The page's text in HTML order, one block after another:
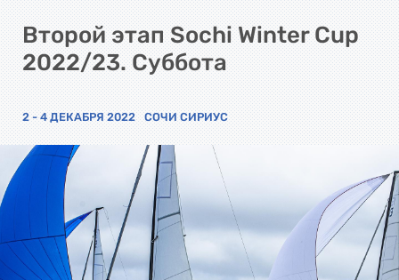
Второй этап Sochi Winter Cup
2022/23. Суббота
2 - 4 ДЕКАБРЯ 2022 СОЧИ СИРИУС